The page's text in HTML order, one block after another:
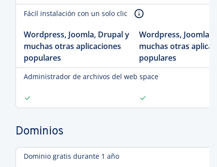
Fácil instalación con un solo clic
Wordpress, Joomla, Drupal y
muchas otras aplicaciones
populares
Wordpress, Joomla,
muchas otras
populares
Administrador de archivos del web space
Dominios
Dominio gratis durante 1 año